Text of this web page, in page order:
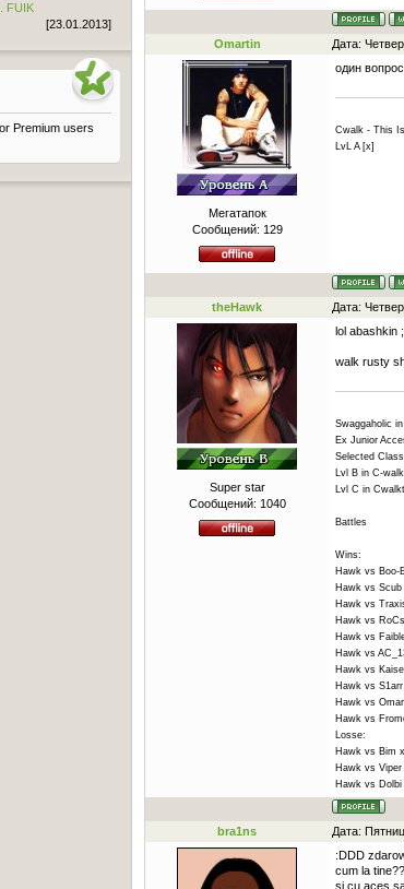
Omartin Дата:
Мегатапок
Сообщений: 129
один
Cwalk - This
LvL A [x]
theHawk Дата:
Super star
Сообщений: 1040
lol abashkin
walk rusty
Swaggaholic
Ex Junior
Selected
Lvl B in C-
Lvl C in
Battles
Wins:
Hawk vs Boo-
Hawk vs Scub
Hawk vs
Hawk vs
Hawk vs
Hawk vs
Hawk vs
Hawk vs
Hawk vs
Hawk vs
Losse:
Hawk vs Bim
Hawk vs Viper
Hawk vs Dolbi
bra1ns Дата:
:DDD
cum la tine??
si cu aces
FUIK
[23.01.2013]
Premium users